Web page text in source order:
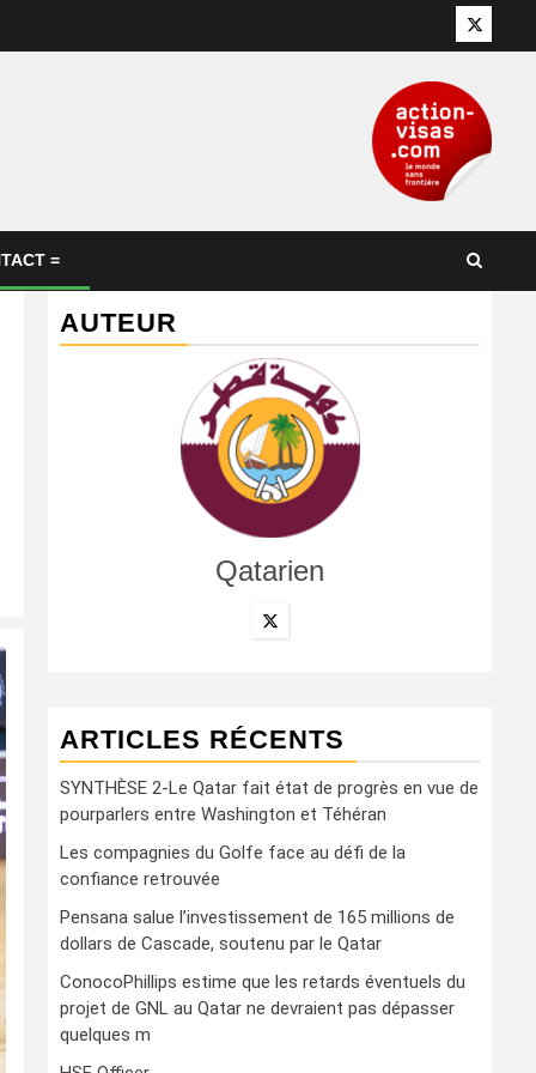
Twitter
=
AUTEUR
Qatarien
ARTICLES RÉCENTS
SYNTHÈSE 2-Le Qatar fait état de progrès en vue de
pourparlers entre Washington et Téhéran
Les compagnies du Golfe face au défi de la
confiance retrouvée
Pensana salue l’investissement de 165 millions de
dollars de Cascade, soutenu par le Qatar
ConocoPhillips estime que les retards éventuels du
projet de GNL au Qatar ne devraient pas dépasser
quelques m